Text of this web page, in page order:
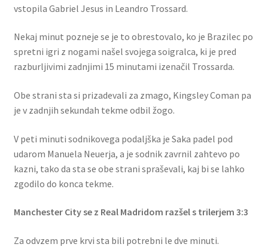
vstopila Gabriel Jesus in Leandro Trossard.
Nekaj minut pozneje se je to obrestovalo, ko je Brazilec po
spretni igri z nogami našel svojega soigralca, ki je pred
razburljivimi zadnjimi 15 minutami izenačil Trossarda.
Obe strani sta si prizadevali za zmago, Kingsley Coman pa
je v zadnjih sekundah tekme odbil žogo.
V peti minuti sodnikovega podaljška je Saka padel pod
udarom Manuela Neuerja, a je sodnik zavrnil zahtevo po
kazni, tako da sta se obe strani spraševali, kaj bi se lahko
zgodilo do konca tekme.
Manchester City se z Real Madridom razšel s trilerjem 3:3
Za odvzem prve krvi sta bili potrebni le dve minuti.